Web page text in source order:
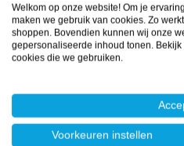
Carbonweefsel keper
RESION EP
Mengbekers 650 ml
Nitril handschoenen
Welkom op onze website! Om je
maken we gebruik van cookies. Zo
shoppen. Bovendien kunnen wij onze
gepersonaliseerde inhoud tonen.
cookies die we gebruiken.
Voorkeuren instellen